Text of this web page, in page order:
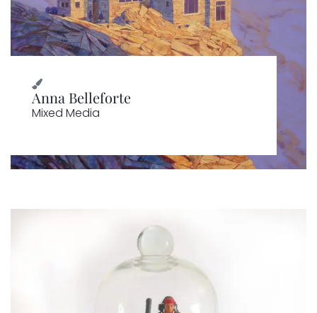
Anna Belleforte
Mixed Media